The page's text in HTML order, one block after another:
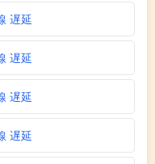
遅延
遅延
遅延
遅延